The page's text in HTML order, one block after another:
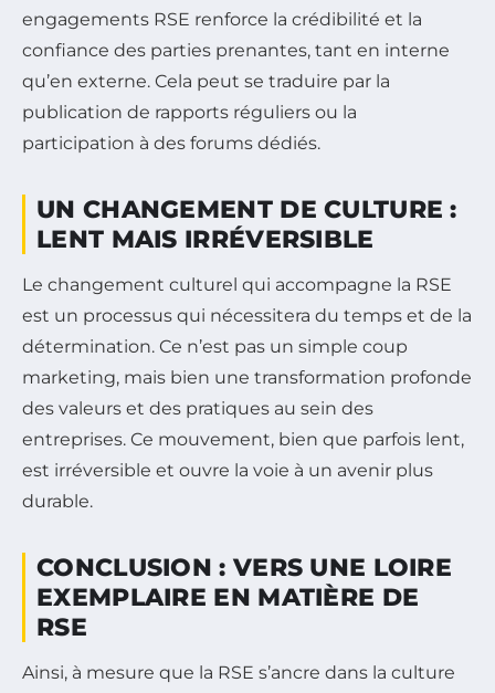
engagements RSE renforce la crédibilité et la
confiance des parties prenantes, tant en interne
qu’en externe. Cela peut se traduire par la
publication de rapports réguliers ou la
participation à des forums dédiés.
UN CHANGEMENT DE CULTURE :
LENT MAIS IRRÉVERSIBLE
Le changement culturel qui accompagne la RSE
est un processus qui nécessitera du temps et de la
détermination. Ce n’est pas un simple coup
marketing, mais bien une transformation profonde
des valeurs et des pratiques au sein des
entreprises. Ce mouvement, bien que parfois lent,
est irréversible et ouvre la voie à un avenir plus
durable.
CONCLUSION : VERS UNE LOIRE
EXEMPLAIRE EN MATIÈRE DE
RSE
Ainsi, à mesure que la RSE s’ancre dans la culture